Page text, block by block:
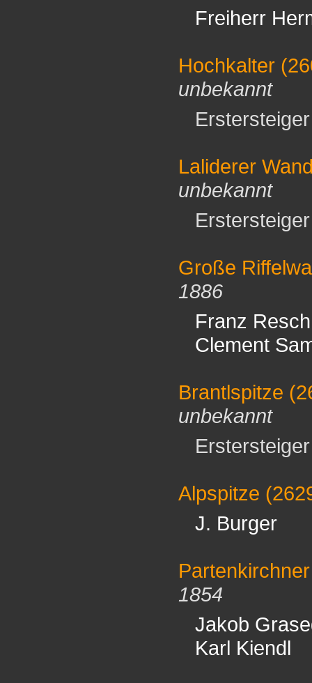
Freiherr
Hochkalter
unbekannt
Laliderer
unbekannt
Große
1886
Franz Resch
Clement
Brantlspitze
unbekannt
Alpspitze
J. Burger
1854
Jakob
Karl Kiendl